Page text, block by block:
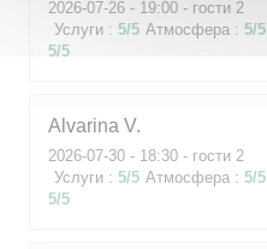
2026-07-26 - 19:00 - гости 2
Услуги : 5/5 Атмосфера : 5/5
5/5
Alvarina V
2026-07-30 - 18:30 - гости 2
Услуги : 5/5 Атмосфера : 5/5
5/5